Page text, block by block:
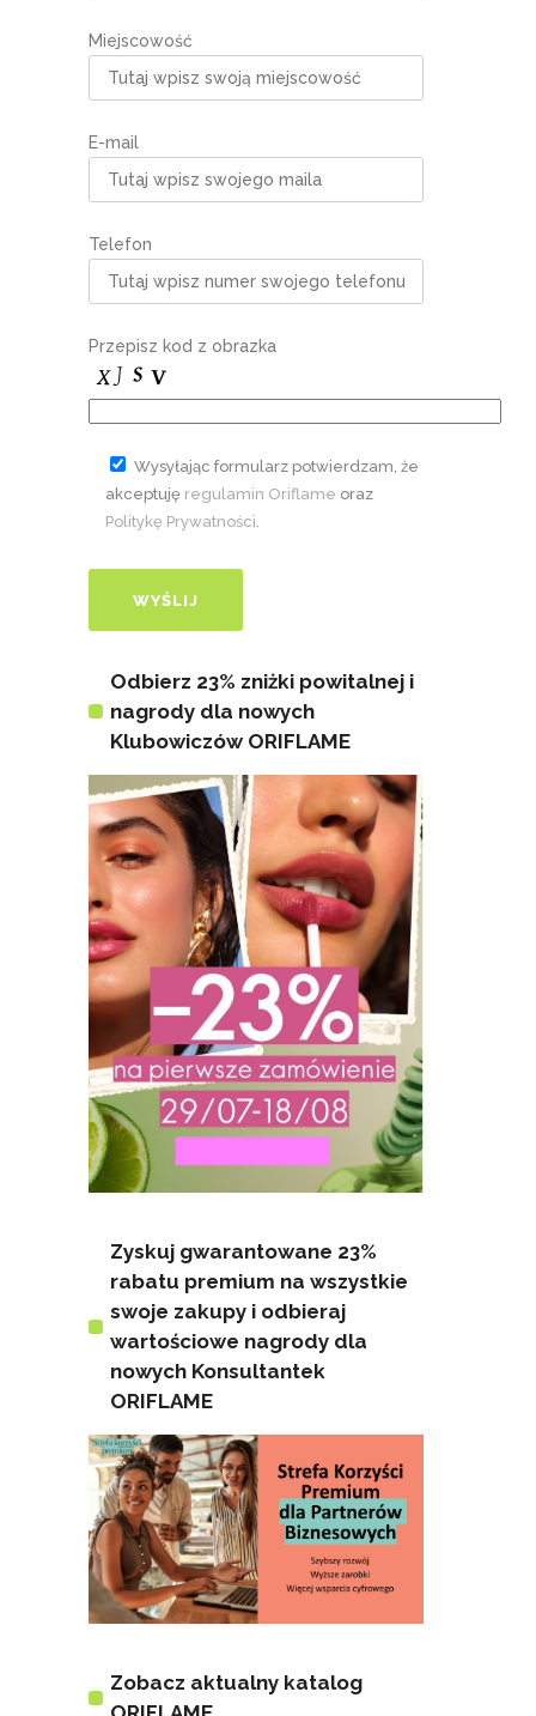
Miejscowość
E-mail
Telefon
Przepisz kod z obrazka
Wysyłając formularz potwierdzam, że
akceptuję regulamin Oriflame oraz
Politykę Prywatności
Odbierz 23% zniżki powitalnej i
nagrody dla nowych
Klubowiczów ORIFLAME
Zyskuj gwarantowane 23%
rabatu premium na wszystkie
swoje zakupy i odbieraj
wartościowe nagrody dla
nowych Konsultantek
ORIFLAME
Zobacz aktualny katalog